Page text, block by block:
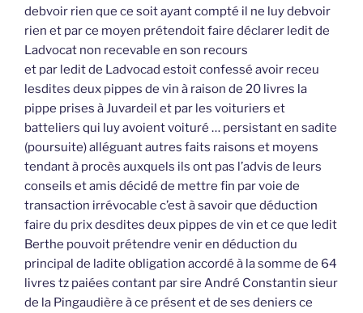
debvoir rien que ce soit ayant compté il ne luy debvoir
rien et par ce moyen prétendoit faire déclarer ledit de
Ladvocat non recevable en son recours
et par ledit de Ladvocad estoit confessé avoir receu
lesdites deux pippes de vin à raison de 20 livres la
pippe prises à Juvardeil et par les voituriers et
batteliers qui luy avoient voituré … persistant en sadite
(poursuite) alléguant autres faits raisons et moyens
tendant à procès auxquels ils ont pas l’advis de leurs
conseils et amis décidé de mettre fin par voie de
transaction irrévocable c’est à savoir que déduction
faire du prix desdites deux pippes de vin et ce que ledit
Berthe pouvoit prétendre venir en déduction du
principal de ladite obligation accordé à la somme de 64
livres tz paiées contant par sire André Constantin sieur
de la Pingaudière à ce présent et de ses deniers ce